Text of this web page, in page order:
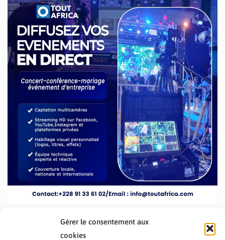
Gérer le consentement aux
cookies